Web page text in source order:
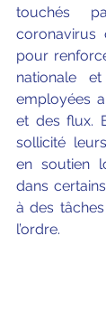
touchés
coronavirus
pour
nationale
employées
et des flux.
sollicité
en soutien
dans
à des
l’ordre.